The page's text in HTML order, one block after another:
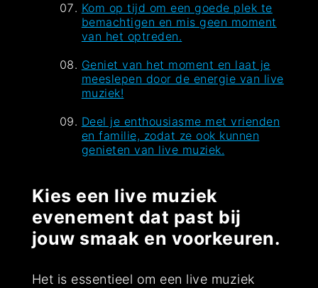
Kom op tijd om een goede plek te
bemachtigen en mis geen moment
van het optreden.
Geniet van het moment en laat je
meeslepen door de energie van live
muziek!
Deel je enthousiasme met vrienden
en familie, zodat ze ook kunnen
genieten van live muziek.
Kies een live muziek
evenement dat past bij
jouw smaak en voorkeuren.
Het is essentieel om een live muziek